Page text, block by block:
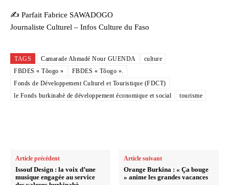
✍️ Parfait Fabrice SAWADOGO
Journaliste Culturel – Infos Culture du Faso
TAGS Camarade Ahmadé Nour GUENDA
culture
FBDES « Tõogo »
FBDES « Tõogo ».
Fonds de Développement Culturel et Touristique (FDCT)
le Fonds burkinabè de développement économique et social
tourisme
Article précédent
Issouf Design : la voix d’une
musique engagée au service
Article suivant
Orange Burkina : « Ça bouge
» anime les grandes vacances